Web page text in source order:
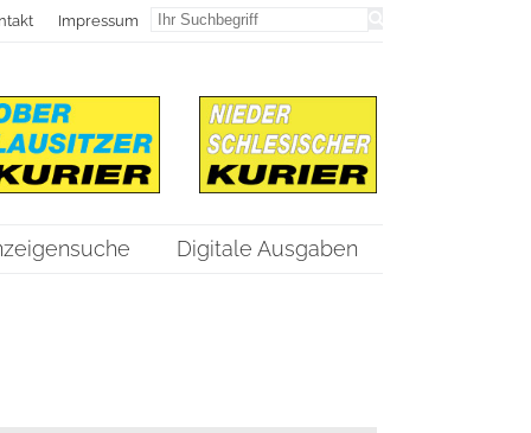
Impressum
Digitale Ausgaben